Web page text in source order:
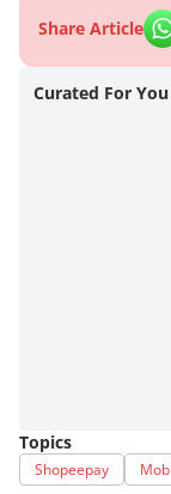
Share Article
Curated For You
Topics
Shopeepay